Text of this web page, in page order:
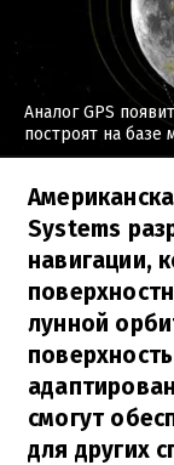
Аналог GPS
построят на базе
Systems
навигации,
лунной
смогут
для других